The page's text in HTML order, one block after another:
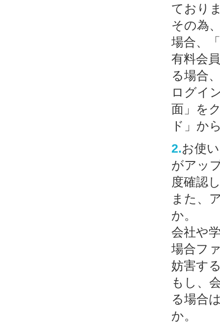
ており
その為
場合、
有料会
る場合
ログイ
面」を
ド」か
2.お使
がアッ
度確認
また、
か。
会社や
場合フ
妨害す
もし、
る場合
か。